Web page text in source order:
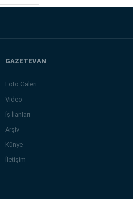
GAZETEVAN
Foto Galeri
Video
İş İlanları
Arşiv
Künye
İletişim